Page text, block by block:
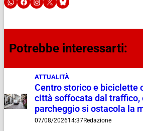
Potrebbe interessarti:
ATTUALITÀ
Centro storico e biciclette
città soffocata dal traffico,
parcheggio si ostacola la
07/08/202614:37Redazione